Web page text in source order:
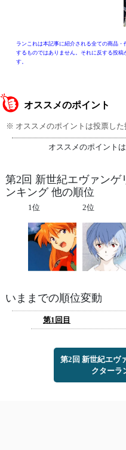
ランこれは本記事に紹介される全ての商品
するものではありません。それに反する投稿
す。
オススメのポイント
※ オススメのポイントは投票した
オススメのポイント
第2回 新世紀エヴァンゲ
ンキング 他の順位
1位 2位
いままでの順位変動
第1回目
第2回 新世紀エヴ
クターラ